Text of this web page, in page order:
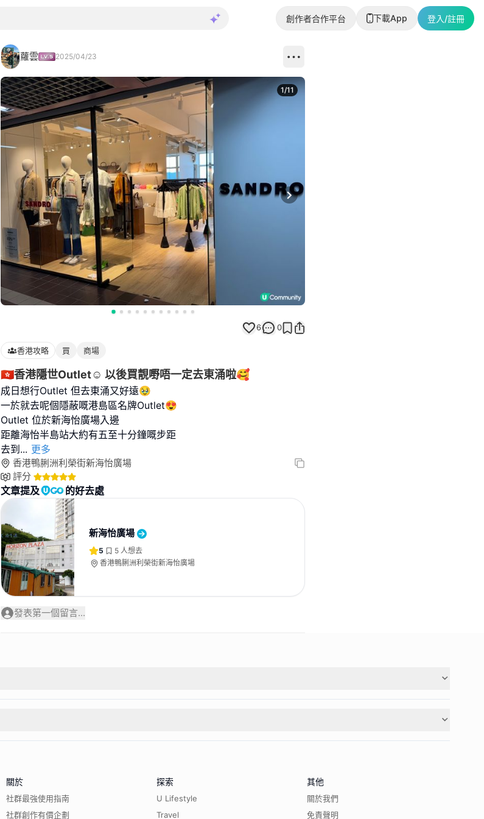
創作者合作平台 下載App 登入/註冊
蘿雲 2025/04/23
Next slide
1/11
6 0
香港攻略 買 商場
🇭🇰香港隱世Outlet☺️ 以後買靚嘢唔一定去東涌啦🥰
成日想行Outlet 但去東涌又好遠🥹
一於就去呢個隱蔽嘅港島區名牌Outlet😍
Outlet 位於新海怡廣場入邊
距離海怡半島站大約有五至十分鐘嘅步距
去到 ... 更多
香港鴨脷洲利榮街新海怡廣場
評分
文章提及 的好去處
新海怡廣場
5 5 人想去
香港鴨脷洲利榮街新海怡廣場
發表第一個留言...
關於
社群最強使用指南
社群創作有價企劃
探索
U Lifestyle
Travel
其他
關於我們
免責聲明